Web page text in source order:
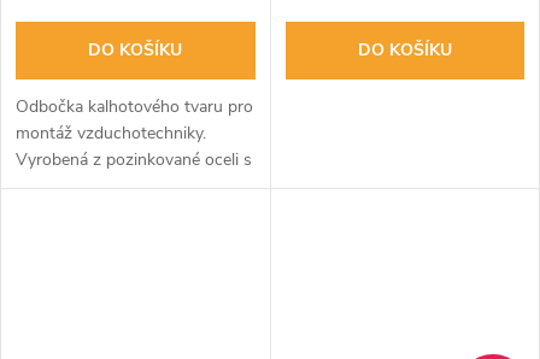
DO KOŠÍKU
Odbočka kalhotového tvaru pro
montáž vzduchotechniky.
Vyrobená z pozinkované oceli s
dlouhou životností. Jednoduchá
DO KOŠÍKU